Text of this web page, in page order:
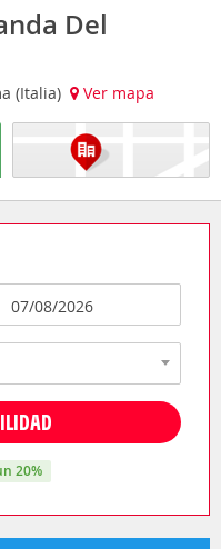
Del
(Italia) Ver mapa
20%